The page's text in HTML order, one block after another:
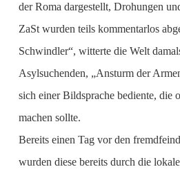
der Roma dargestellt, Drohungen
ZaSt wurden teils kommentarlos
Schwindler“, witterte die Welt
Asylsuchenden, „Ansturm der
sich einer Bildsprache bediente, die
machen sollte.
Bereits einen Tag vor den
wurden diese bereits durch die